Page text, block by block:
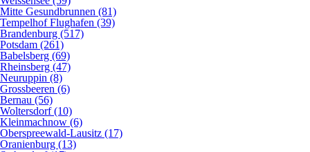
Mitte Gesundbrunnen (81)
Tempelhof Flughafen (39)
Brandenburg (517)
Potsdam (261)
Babelsberg (69)
Rheinsberg (47)
Neuruppin (8)
Grossbeeren (6)
Bernau (56)
Woltersdorf (10)
Kleinmachnow (6)
Oberspreewald-Lausitz (17)
Oranienburg (13)